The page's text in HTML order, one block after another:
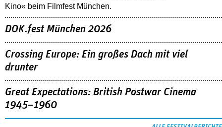
Kino« beim Filmfest München.
DOK.fest München 2026
Crossing Europe: Ein großes Dach mit viel
drunter
Great Expectations: British Postwar Cinema
1945–1960